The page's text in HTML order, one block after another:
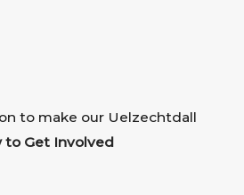
to make our Uelzechtdall
to Get Involved